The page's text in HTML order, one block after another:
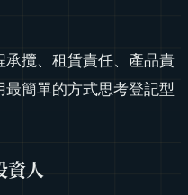
攬、租賃責任、產品責
簡單的方式思考登記型
資人